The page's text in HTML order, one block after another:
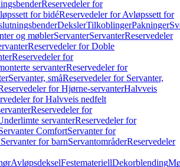
Reservedeler for
for bidéReservedeler for Avløpssett for
DekslerTilkoblingerPakninger
og møblerServanterServanterReservedeler
Reservedeler for Doble
Reservedeler for
servanterReservedeler for
Servanter, småReservedeler for Servanter,
for Hjørne-servanterHalvveis
for Halvveis nedfelt
Reservedeler for
servanterReservedeler for
ComfortServanter for
for barnServantområderReservedeler
AvløpsdekselFestemateriellDekorblending